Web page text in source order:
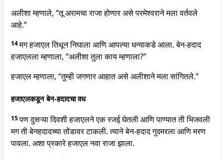
अलीशा म्हणाले, “तू अरामचा राजा होणार असे परमेश्वराने मला वर्तवले
आहे.”
14मग हजाएल तिथून निघाला आणि आपल्या धन्याकडे आला. बेन-हदाद
हजाएलला म्हणाला, “अलीशा तुला काय म्हणाला?”
हजाएल म्हणाला, “तुम्ही जगणार आहात असे अलीशाने मला सांगितले.”
हजाएलकडून बेन-हदादचा वध
15पण दुसऱ्या दिवशी हजाएलने एक रजई घेतली आणि पाण्यात ती भिजवली
मग ती बेनहदादच्या तोंडावर टाकली. त्याने बेन-हदाद गुदमरला आणि मरण
पावला. अशा प्रकारे हजाएल नवा राजा झाला.